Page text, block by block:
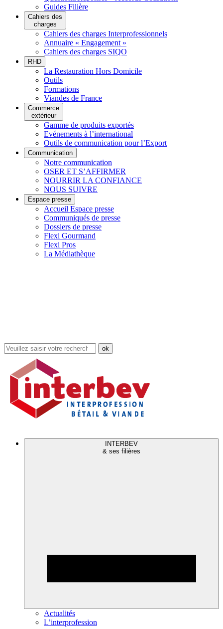
Guides Filière
Cahiers des
charges
Cahiers des charges Interprofessionnels
Annuaire « Engagement »
Cahiers des charges SIQO
RHD
La Restauration Hors Domicile
Outils
Formations
Viandes de France
Commerce
extérieur
Gamme de produits exportés
Evénements à l’international
Outils de communication pour l’Export
Communication
Notre communication
OSER ET S’AFFIRMER
NOURRIR LA CONFIANCE
NOUS SUIVRE
Espace presse
Accueil Espace presse
Communiqués de presse
Dossiers de presse
Flexi Gourmand
Flexi Pros
La Médiathèque
Rechercher
dans
site
INTERBEV
& ses filières
Actualités
L’interprofession